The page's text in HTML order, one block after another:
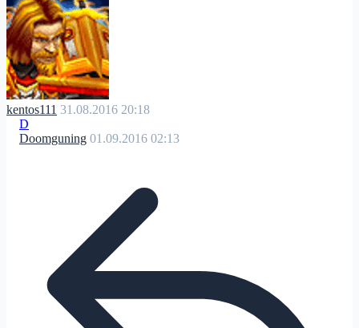
kentos111 31.08.2016 20:18
D
Doomguning 01.09.2016 02:13